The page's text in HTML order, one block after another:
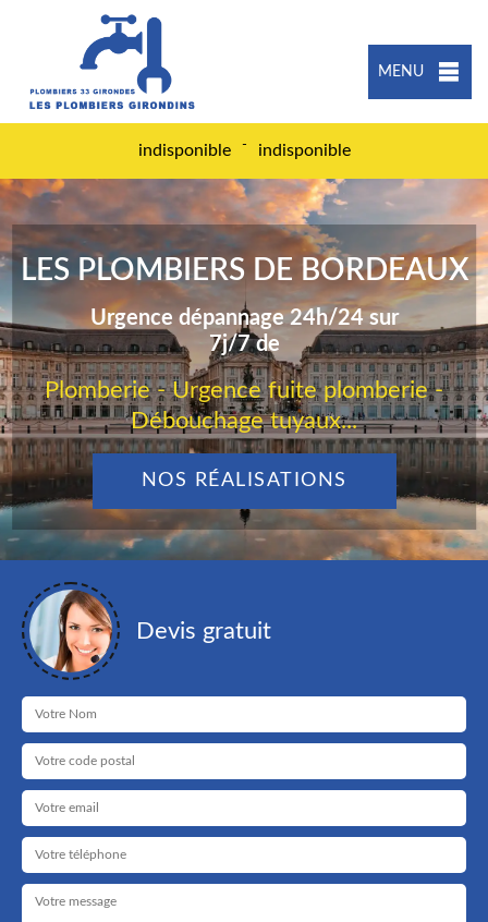
MENU
indisponible - indisponible
LES PLOMBIERS DE BORDEAUX
Urgence dépannage 24h/24 sur
7j/7 de
Plomberie - Urgence fuite plomberie -
Débouchage tuyaux...
NOS RÉALISATIONS
Devis gratuit